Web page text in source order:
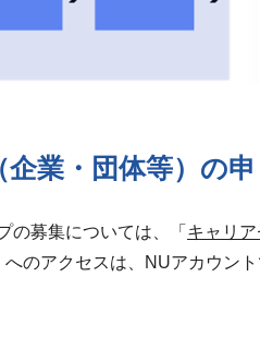
業・団体等）の
の募集については、「 キャリ
へのアクセスは、NUアカウン